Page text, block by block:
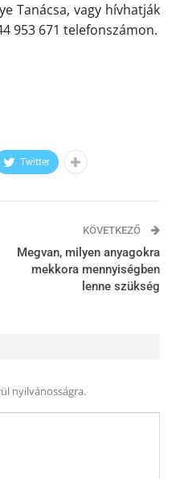
Tanácsa, vagy hívhatják
953 671 telefonszámon.
Twitter
KÖVETKEZŐ
Megvan, milyen anyagokra
mekkora mennyiségben
lenne szükség
nyilvánosságra.